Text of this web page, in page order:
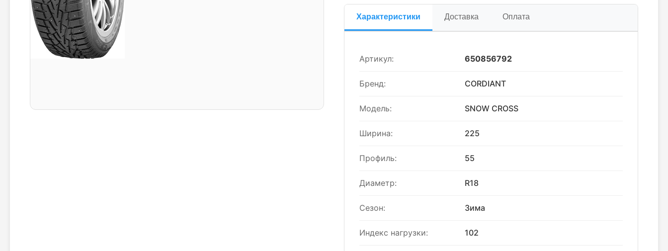
Характеристики Доставка Оплата
Артикул: 650856792
Бренд: CORDIANT
Модель: SNOW CROSS
Ширина: 225
Профиль: 55
Диаметр: R18
Сезон: Зима
Индекс нагрузки: 102